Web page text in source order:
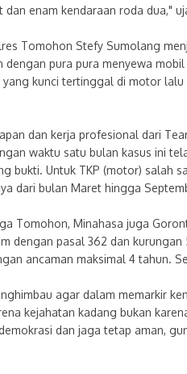
enam kendaraan roda dua,"
Tomohon Stefy Sumolang
dengan pura pura menyewa
yang kunci tertinggal di motor
dan kerja profesional dari
waktu satu bulan kasus ini
bukti. Untuk TKP (motor) salah
dari bulan Maret hingga
Tomohon, Minahasa juga
dengan pasal 362 dan
ancaman maksimal 4 tahun.
agar dalam memarkir
kejahatan kadang bukan
dan jaga tetap aman,